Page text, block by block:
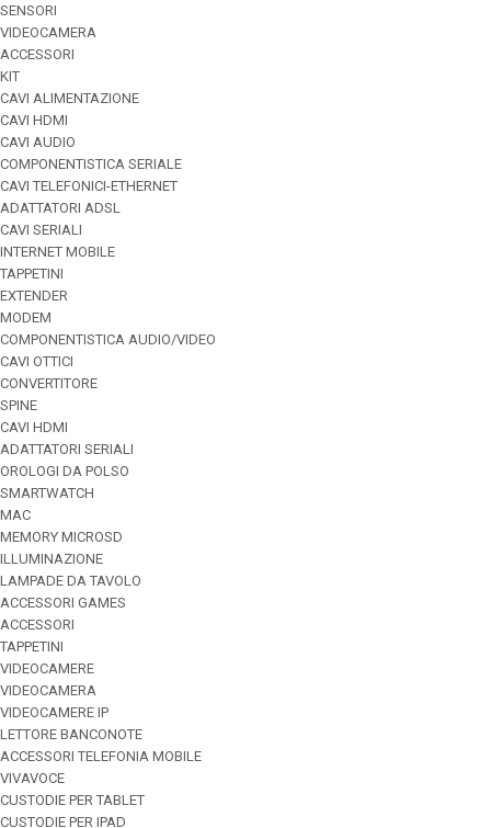
SENSORI
VIDEOCAMERA
ACCESSORI
KIT
CAVI ALIMENTAZIONE
CAVI HDMI
CAVI AUDIO
COMPONENTISTICA SERIALE
CAVI TELEFONICI-ETHERNET
ADATTATORI ADSL
CAVI SERIALI
INTERNET MOBILE
TAPPETINI
EXTENDER
MODEM
COMPONENTISTICA AUDIO/VIDEO
CAVI OTTICI
CONVERTITORE
SPINE
CAVI HDMI
ADATTATORI SERIALI
OROLOGI DA POLSO
SMARTWATCH
MAC
MEMORY MICROSD
ILLUMINAZIONE
LAMPADE DA TAVOLO
ACCESSORI GAMES
ACCESSORI
TAPPETINI
VIDEOCAMERE
VIDEOCAMERA
VIDEOCAMERE IP
LETTORE BANCONOTE
ACCESSORI TELEFONIA MOBILE
VIVAVOCE
CUSTODIE PER TABLET
CUSTODIE PER IPAD